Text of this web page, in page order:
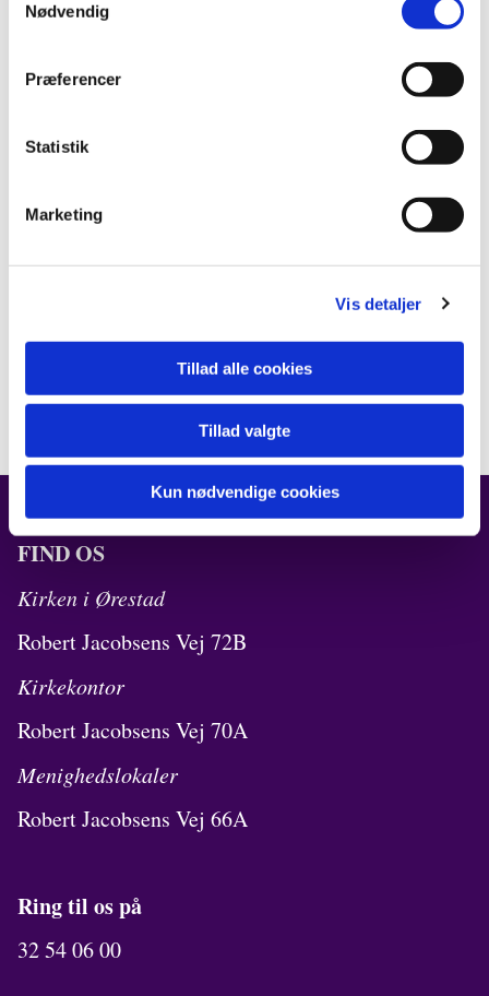
Nødvendig
Præferencer
Statistik
Marketing
Vis detaljer
Tillad alle cookies
Tillad valgte
Kun nødvendige cookies
FIND OS
Kirken i Ørestad
Robert Jacobsens Vej 72B
Kirkekontor
Robert Jacobsens Vej 70A
Menighedslokaler
Robert Jacobsens Vej 66A
Ring til os på
32 54 06 00